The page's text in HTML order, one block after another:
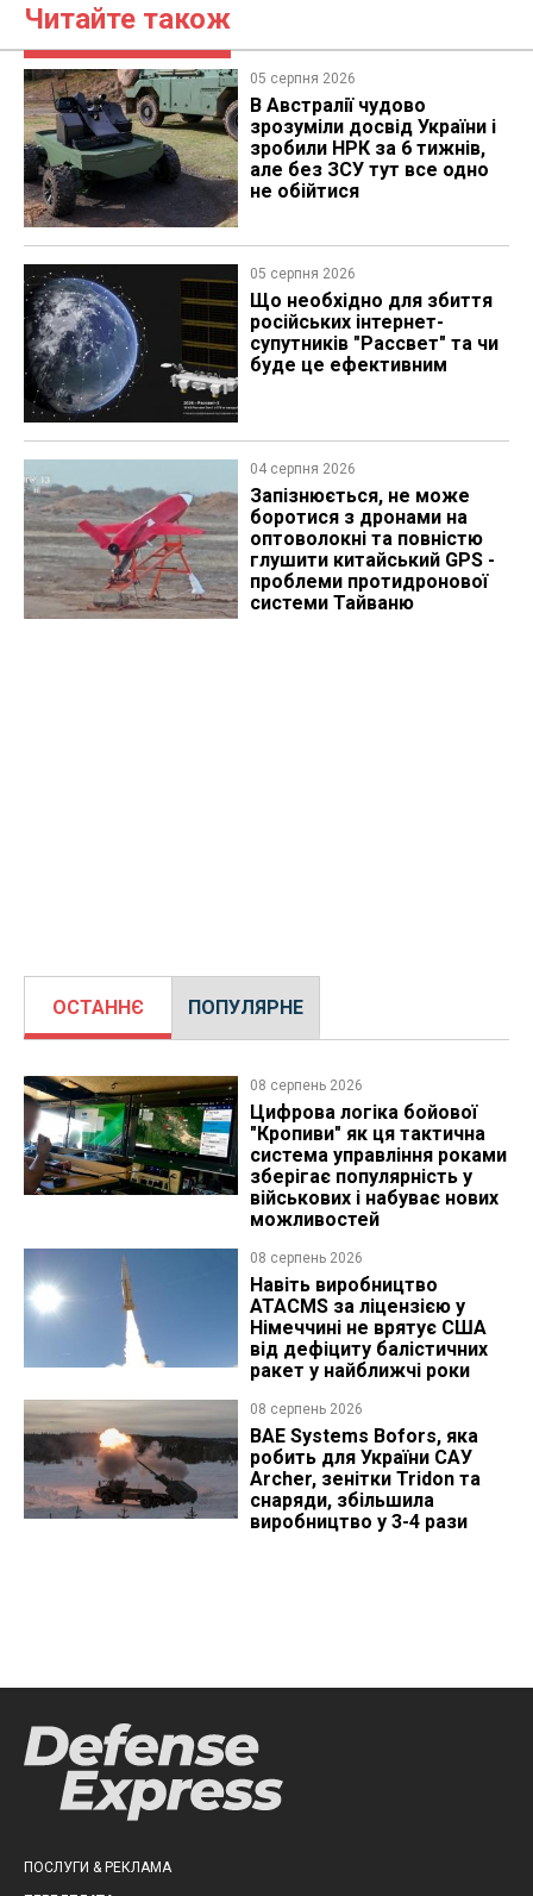
Читайте також
05 серпня 2026
В Австралії чудово
зрозуміли досвід України і
зробили НРК за 6 тижнів,
але без ЗСУ тут все одно
не обійтися
05 серпня 2026
Що необхідно для збиття
російських інтернет-
супутників "Рассвет" та чи
буде це ефективним
04 серпня 2026
Запізнюється, не може
боротися з дронами на
оптоволокні та повністю
глушити китайський GPS -
проблеми протидронової
системи Тайваню
ОСТАННЄ ПОПУЛЯРНЕ
08 серпень 2026
Цифрова логіка бойової
"Кропиви" як ця тактична
система управління роками
зберігає популярність у
військових і набуває нових
можливостей
08 серпень 2026
Навіть виробництво
ATACMS за ліцензією у
Німеччині не врятує США
від дефіциту балістичних
ракет у найближчі роки
08 серпень 2026
BAE Systems Bofors, яка
робить для України САУ
Archer, зенітки Tridon та
снаряди, збільшила
виробництво у 3-4 рази
ПОСЛУГИ & РЕКЛАМА